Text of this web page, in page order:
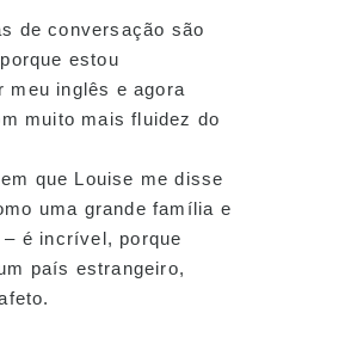
de conversação são
estou
meu inglês e agora
muito mais fluidez do
que Louise me disse
uma grande família e
é incrível, porque
país estrangeiro,